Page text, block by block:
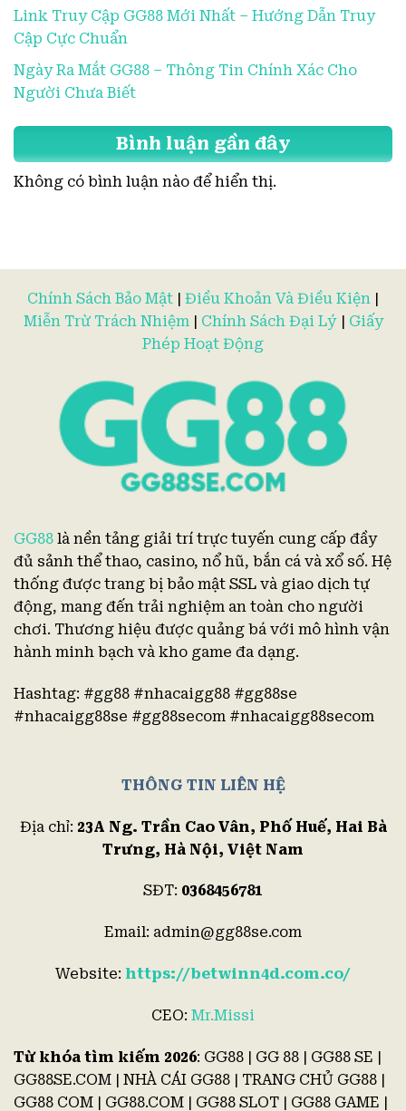
Link Truy Cập GG88 Mới Nhất – Hướng Dẫn Truy
Cập Cực Chuẩn
Ngày Ra Mắt GG88 – Thông Tin Chính Xác Cho
Người Chưa Biết
Bình luận gần đây
Không có bình luận nào để hiển thị.
Chính Sách Bảo Mật Điều Khoản Và Điều Kiện
Miễn Trừ Trách Nhiệm| Chính Sách Đại Lý| Giấy
Phép Hoạt Động
GG88 là nền tảng giải trí trực tuyến cung cấp đầy
đủ sảnh thể thao, casino, nổ hũ, bắn cá và xổ số. Hệ
thống được trang bị bảo mật SSL và giao dịch tự
động, mang đến trải nghiệm an toàn cho người
chơi. Thương hiệu được quảng bá với mô hình vận
hành minh bạch và kho game đa dạng.
Hashtag: #gg88 #nhacaigg88 #gg88se
#nhacaigg88se #gg88secom #nhacaigg88secom
THÔNG TIN LIÊN HỆ
Địa chỉ: 23A Ng. Trần Cao Vân, Phố Huế, Hai Bà
Trưng, Hà Nội, Việt Nam
SĐT: 0368456781
Email: admin@gg88se.com
Website: https://betwinn4d.com.co/
CEO: Mr.Missi
Từ khóa tìm kiếm 2026: GG88 | GG 88 | GG88 SE |
GG88SE.COM | NHÀ CÁI GG88 | TRANG CHỦ GG88 |
GG88 COM | GG88.COM | GG88 SLOT | GG88 GAME |